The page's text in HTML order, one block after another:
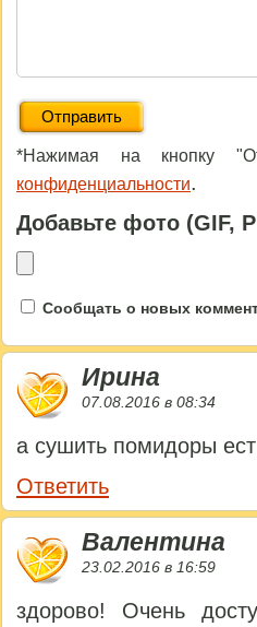
*Нажимая на кнопку
конфиденциальности.
Добавьте фото (GIF,
Сообщать о новых
Ирина
07.08.2016 в 08:34
а сушить помидоры
Ответить
Валентина
23.02.2016 в 16:59
здорово! Очень